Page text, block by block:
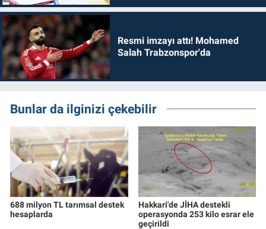
Resmi imzayı attı! Mohamed
Salah Trabzonspor'da
Bunlar da ilginizi çekebilir
688 milyon TL tarımsal destek
hesaplarda
Hakkari'de JİHA destekli
operasyonda 253 kilo esrar ele
geçirildi